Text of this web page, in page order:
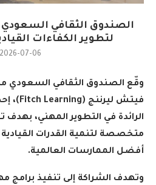
الصندوق الثقافي
لتطوير الكفاءات
2026-07-06
وقّع الصندوق الثقافي السعودي
فيتش ليرننج (Fitch Learning)
،
الرائدة في التطوير المهني،
متخصصة لتنمية القدرات
أفضل الممارسات العالمية.
وتهدف الشراكة إلى تنفيذ برامج